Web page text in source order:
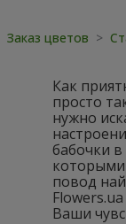
Заказ цветов >
Как
просто
нужно
бабочки
которыми
повод
Ваши